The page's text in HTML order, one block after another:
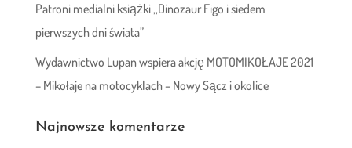
Patroni medialni książki ,,Dinozaur Figo i siedem
pierwszych dni świata”
Wydawnictwo Lupan wspiera akcję MOTOMIKOŁAJE 2021
– Mikołaje na motocyklach – Nowy Sącz i okolice
Najnowsze komentarze